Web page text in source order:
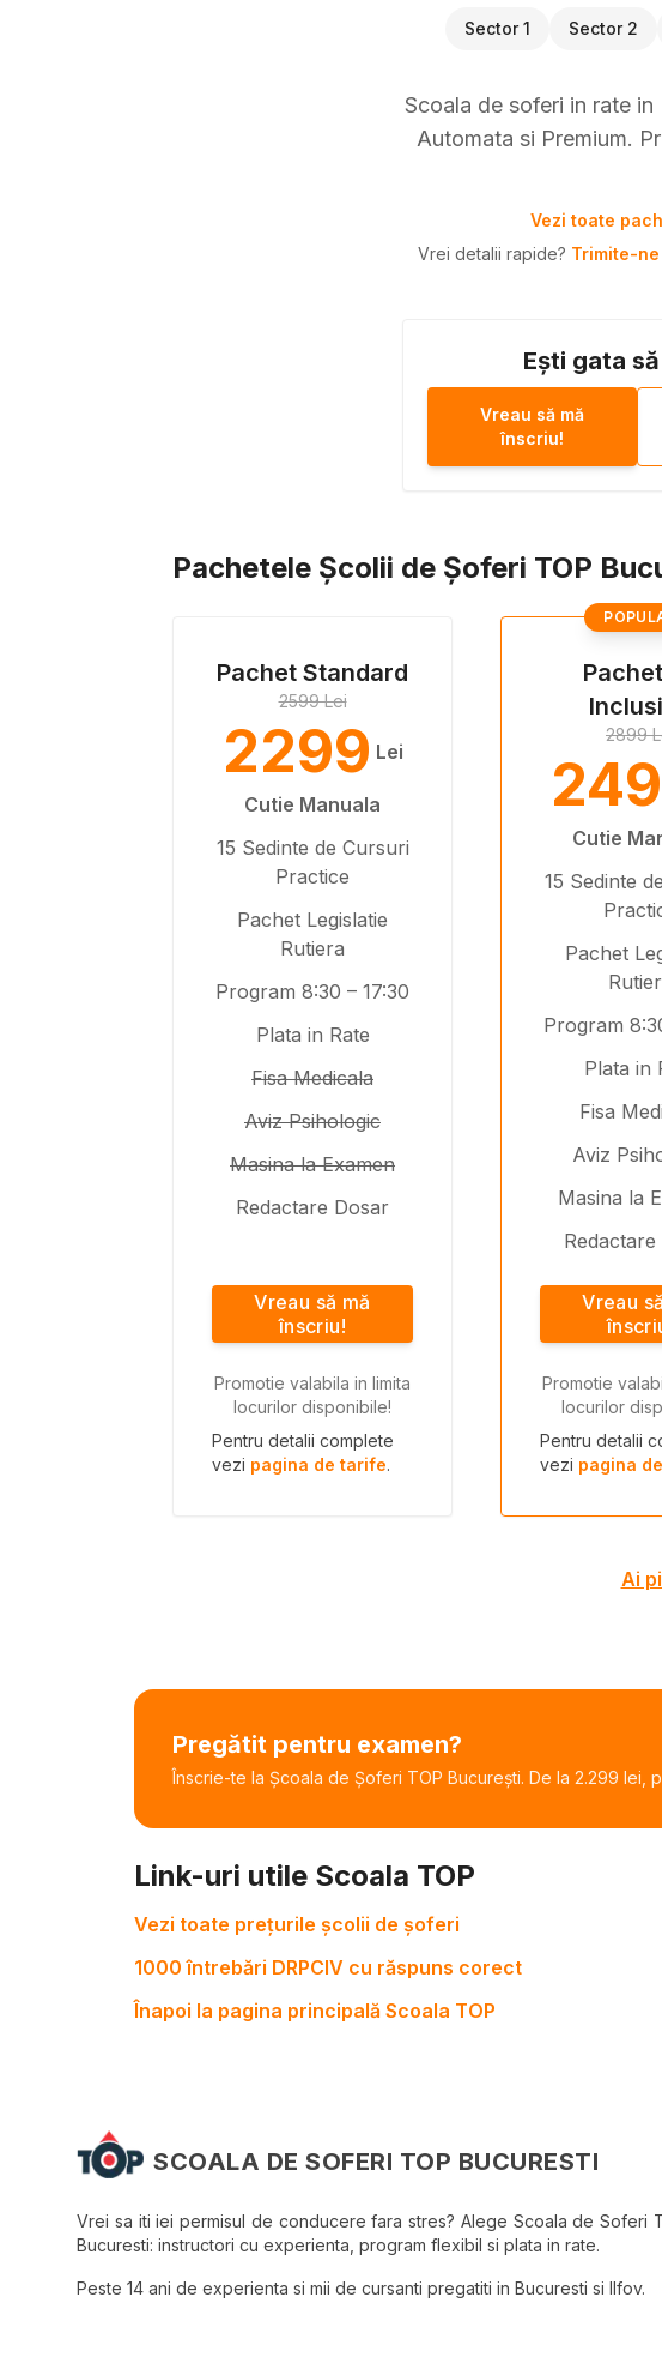
Sector 1 Sector 2
Scoala de soferi in rate
Automata si Premium.
Vezi toate
Vrei detalii rapide? Trimite-
Ești gata
Vreau să mă
înscriu!
Pachetele Școlii de Șoferi TOP
Pachet Standard
2599 Lei
2299 Lei
Cutie Manuala
15 Sedinte de Cursuri
Practice
Pachet Legislatie
Rutiera
Program 8:30 – 17:30
Plata in Rate
Fisa Medicala
Aviz Psihologic
Masina la Examen
Redactare Dosar
Vreau să mă
înscriu!
Promotie valabila in limita
locurilor disponibile!
Pentru detalii complete
vezi pagina de tarife.
2899
Cutie
15 Sedinte
Pachet
Program
Plata in
Fisa
Aviz
Masina la
Vreau
Promotie
locurilor
Pentru detalii
vezi pagina
Ai
Pregătit pentru examen?
Înscrie-te la Școala de Șoferi TOP București. De la 2.299 lei,
Link-uri utile Scoala TOP
Vezi toate prețurile școlii de șoferi
1000 întrebări DRPCIV cu răspuns corect
Înapoi la pagina principală Scoala TOP
SCOALA DE SOFERI TOP BUCURESTI
Vrei sa iti iei permisul de conducere fara stres? Alege Scoala de Soferi
Bucuresti: instructori cu experienta, program flexibil si plata in rate.
Peste 14 ani de experienta si mii de cursanti pregatiti in Bucuresti si Ilfov.